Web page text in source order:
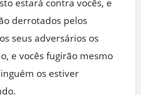
estará contra vocês, e
derrotados pelos
seus adversários os
e vocês fugirão mesmo
os estiver